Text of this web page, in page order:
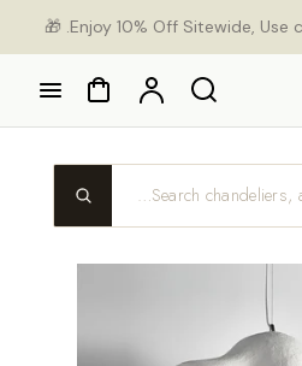
Enjoy 10% Off Sitewide, Use
Search
Account
Cart